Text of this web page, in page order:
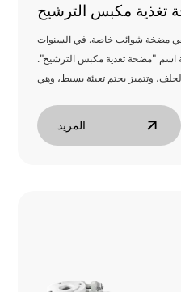
تغذية مكبس الترشيح
مضخة شوائب خاصة. في السنوات
اسم "مضخة تغذية مكبس الترشيح".
وتتميز بختم تعبئة بسيط، وهي
مثالية لظروف التشغيل المتخصصة.
المزيد